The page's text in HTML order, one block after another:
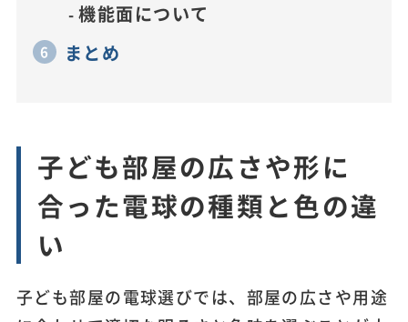
機能面について
まとめ
子ども部屋の広さや形に
合った電球の種類と色の違
い
子ども部屋の電球選びでは、部屋の広さや用途